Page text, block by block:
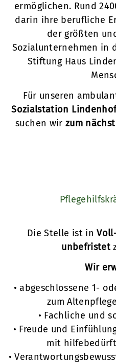
ermöglichen. Rund
darin ihre berufliche
der größten
Sozialunternehmen in
Stiftung Haus
Für unseren
Sozialstation
suchen wir zum
Die Stelle ist in
unbefristet
Wir
• abgeschlossene 1-
zum
• Fachliche und
• Freude und
mit
•